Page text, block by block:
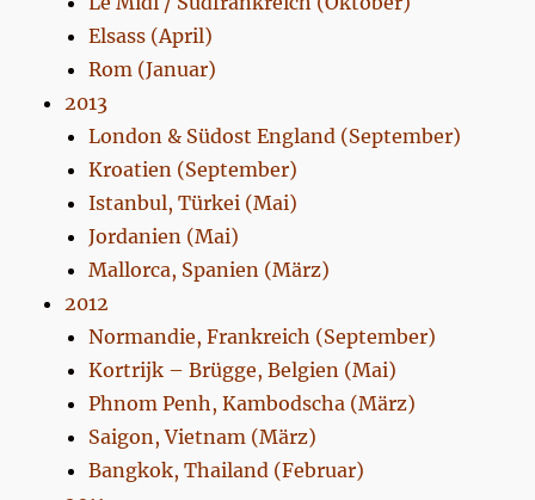
Elsass (April)
Rom (Januar)
2013
London & Südost England (September)
Kroatien (September)
Istanbul, Türkei (Mai)
Jordanien (Mai)
Mallorca, Spanien (März)
2012
Normandie, Frankreich (September)
Kortrijk – Brügge, Belgien (Mai)
Phnom Penh, Kambodscha (März)
Saigon, Vietnam (März)
Bangkok, Thailand (Februar)